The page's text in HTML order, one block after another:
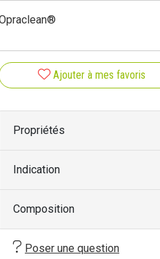
Ajouter à mes favoris
Propriétés
Indication
Composition
Poser une question